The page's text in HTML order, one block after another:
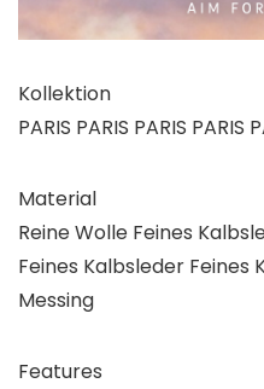
Kollektion
PARIS PARIS PARIS PARIS
Material
Reine Wolle Feines
Feines Kalbsleder Feines
Messing
Features